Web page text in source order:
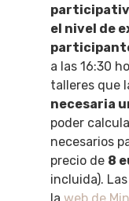
el nivel de
a las 16:30
talleres que
necesaria
poder
necesarios
precio de 8
incluida).